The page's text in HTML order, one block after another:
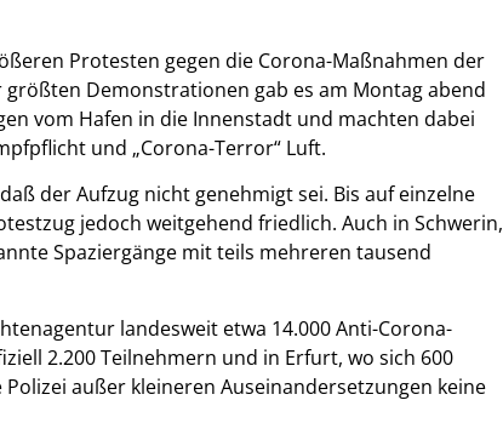
Protesten gegen die Corona-Maßnahmen der
Demonstrationen gab es am Montag abend
vom Hafen in die Innenstadt und machten dabei
und „Corona-Terror“ Luft.
der Aufzug nicht genehmigt sei. Bis auf einzelne
jedoch weitgehend friedlich. Auch in Schwerin,
Spaziergänge mit teils mehreren tausend
landesweit etwa 14.000 Anti-Corona-
2.200 Teilnehmern und in Erfurt, wo sich 600
außer kleineren Auseinandersetzungen keine